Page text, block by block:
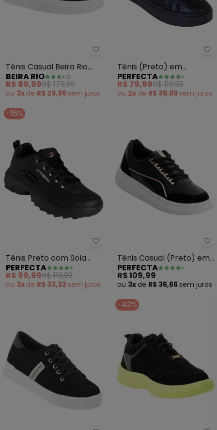
Beira Rio - Tênis Casual Beira
Tênis Casual Beira Rio
(Preto)
BEIRA RIO
R$ 89,99R$ 179,99
ou 3x de R$ 29,99 sem juros
Tênis (Preto) em
Sintético com Detalhe
Matelassê
PERFECTA
R$ 79,99R$ 119,99
ou 2x de R$ 39,99 sem juros
-16%
Perfecta - Tênis Preto com
Tênis Preto com Sola
Tratorada
PERFECTA
R$ 99,99R$ 119,99
ou 3x de R$ 33,33 sem juros
Tênis Casual (Preto) em
Sintético e Camurça
PERFECTA
R$ 109,99
ou 3x de R$ 36,66 sem juros
-42%